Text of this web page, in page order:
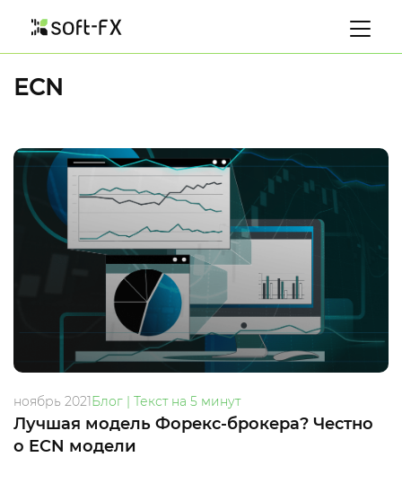
ECN
ноябрь 2021Блог | Текст на 5 минут
Лучшая модель Форекс-брокера? Честно
о ECN модели